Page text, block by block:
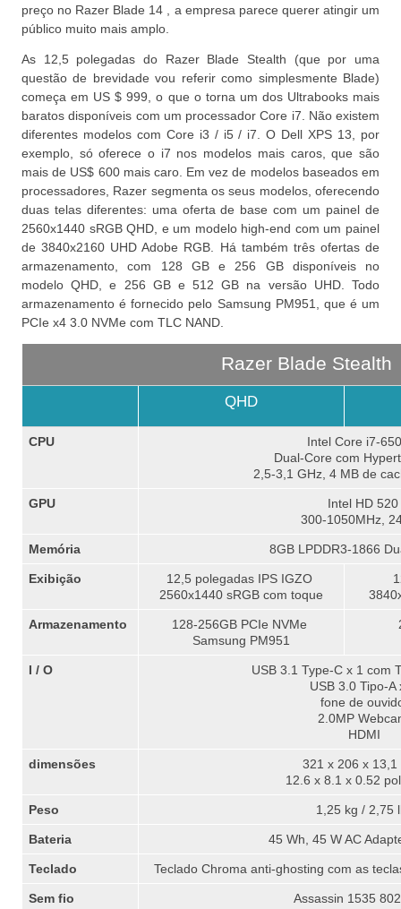
preço no Razer Blade 14 , a empresa parece querer atingir um
público muito mais amplo.
As 12,5 polegadas do Razer Blade Stealth (que por uma
questão de brevidade vou referir como simplesmente Blade)
começa em US $ 999, o que o torna um dos Ultrabooks mais
baratos disponíveis com um processador Core i7.
Não existem
diferentes modelos com Core i3 / i5 / i7.
O Dell XPS 13, por
exemplo, só oferece o i7 nos modelos mais caros, que são
mais de US$ 600 mais caro. Em vez de modelos baseados em
processadores, Razer segmenta os seus modelos, oferecendo
duas telas diferentes: uma oferta de base com um painel de
2560x1440 sRGB QHD, e um modelo high-end com um painel
de 3840x2160 UHD Adobe RGB.
Há também três ofertas de
armazenamento, com 128 GB e 256 GB disponíveis no
modelo QHD, e 256 GB e 512 GB na versão UHD.
Todo
armazenamento é fornecido pelo Samsung PM951, que é um
PCIe x4 3.0 NVMe com TLC NAND.
Razer Blade Stealth
QHD
CPU
Intel Core i7-
Dual-Core com
2,5-3,1 GHz, 4 MB de
GPU
Intel HD 520
300-1050MHz,
Memória 8GB LPDDR3-1866
Exibição
12,5 polegadas IPS IGZO
2560x1440 sRGB com toque
Armazenamento
128-256GB PCIe NVMe
Samsung PM951
I / O
USB 3.1 Type-C x 1 com
USB 3.0 Tipo-A
fone de
2.0MP
HDMI
dimensões
321 x 206 x 13,1
12.6 x 8.1 x 0.52
Peso 1,25 kg / 2,75
Bateria 45 Wh, 45 W AC
Teclado Teclado Chroma anti-ghosting com as
Sem fio
Assassin 1535